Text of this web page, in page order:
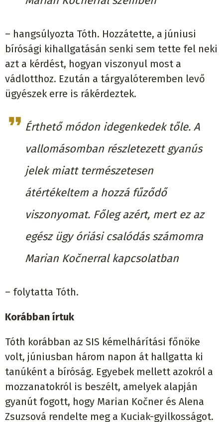
– hangsúlyozta Tóth. Hozzátette, a júniusi
bírósági kihallgatásán senki sem tette fel neki
azt a kérdést, hogyan viszonyul most a
vádlotthoz. Ezután a tárgyalóteremben levő
ügyészek erre is rákérdeztek.
Érthető módon idegenkedek tőle. A
vallomásomban részletezett gyanús
jelek miatt természetesen
átértékeltem a hozzá fűződő
viszonyomat. Főleg azért, mert ez az
egész ügy óriási csalódás számomra
Marian Kočnerral kapcsolatban
– folytatta Tóth.
Korábban írtuk
Tóth korábban az SIS kémelhárítási főnöke
volt, júniusban három napon át hallgatta ki
tanúként a bíróság. Egyebek mellett azokról a
mozzanatokról is beszélt, amelyek alapján
gyanút fogott, hogy Marian Kočner és Alena
Zsuzsová rendelte meg a Kuciak-gyilkosságot.